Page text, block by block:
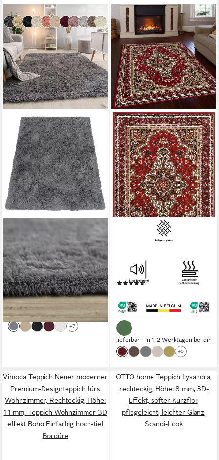
PACO HOME
Hochflor-Teppich Silky 591,
rechteckig, Höhe: 37 mm, Uni-
Farben, besonders weich und
kuschelig
(1725)
ab 10,91 € UVP19,99 €
-45%
lieferbar - in 4-5 Werktagen bei dir
+7
Sehr beliebt
Teppich Oriental, Made in
mm, Orient-Optik, mit
Bordüre, Teppich, Kurzflor,
Weich, Kundenliebling
(2861)
nur bis Dienstag
-56%
lieferbar - in 1-2 Werktagen bei dir
+5
Vimoda Teppich Neuer moderner
Premium-Designteppich fürs
Wohnzimmer, Rechteckig, Höhe:
11 mm, Teppich Wohnzimmer 3D
effekt Boho Einfarbig hoch-tief
Bordüre
OTTO home Teppich Lysandra,
rechteckig, Höhe: 8 mm, 3D-
Effekt, softer Kurzflor,
pflegeleicht, leichter Glanz,
Scandi-Look